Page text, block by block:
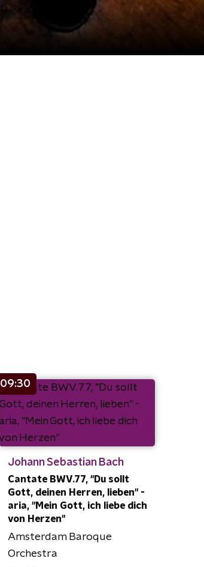
09:30
Johann Sebastian Bach
Cantate BWV.77, "Du sollt
Gott, deinen Herren, lieben" -
aria, "Mein Gott, ich liebe dich
von Herzen"
Amsterdam Baroque
Orchestra